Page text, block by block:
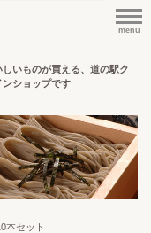
menu
いものが買える、 道の駅ク
ンショップです
セット